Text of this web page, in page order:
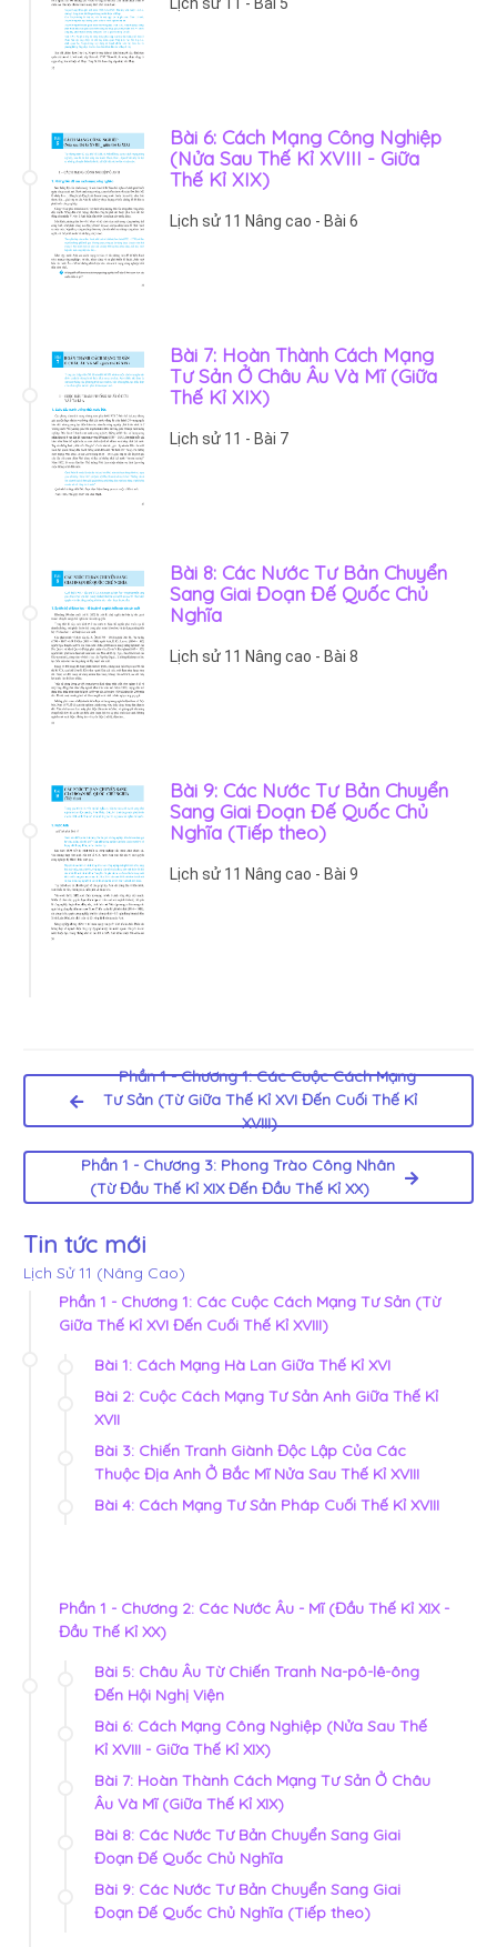
Bài 6: Cách Mạng Công Nghiệp
(Nửa Sau Thế Kỉ XVIII - Giữa
Thế Kỉ XIX)
Lịch sử 11 Nâng cao - Bài 6
Bài 7: Hoàn Thành Cách Mạng
Tư Sản Ở Châu Âu Và Mĩ (Giữa
Thế Kỉ XIX)
Lịch sử 11 - Bài 7
Bài 8: Các Nước Tư Bản Chuyển
Sang Giai Đoạn Đế Quốc Chủ
Nghĩa
Lịch sử 11 Nâng cao - Bài 8
Bài 9: Các Nước Tư Bản Chuyển
Sang Giai Đoạn Đế Quốc Chủ
Nghĩa (Tiếp theo)
Lịch sử 11 Nâng cao - Bài 9
Phần 1 - Chương 1: Các Cuộc Cách Mạng
Tư Sản (Từ Giữa Thế Kỉ XVI Đến Cuối Thế Kỉ
XVIII)
Phần 1 - Chương 3: Phong Trào Công Nhân
(Từ Đầu Thế Kỉ XIX Đến Đầu Thế Kỉ XX)
Tin tức mới
Lịch Sử 11 (Nâng Cao)
Phần 1 - Chương 1: Các Cuộc Cách Mạng Tư Sản (Từ
Giữa Thế Kỉ XVI Đến Cuối Thế Kỉ XVIII)
Bài 1: Cách Mạng Hà Lan Giữa Thế Kỉ XVI
Bài 2: Cuộc Cách Mạng Tư Sản Anh Giữa Thế Kỉ
XVII
Bài 3: Chiến Tranh Giành Độc Lập Của Các
Thuộc Địa Anh Ở Bắc Mĩ Nửa Sau Thế Kỉ XVIII
Bài 4: Cách Mạng Tư Sản Pháp Cuối Thế Kỉ XVIII
Phần 1 - Chương 2: Các Nước Âu - Mĩ (Đầu Thế Kỉ XIX -
Đầu Thế Kỉ XX)
Bài 5: Châu Âu Từ Chiến Tranh Na-pô-lê-ông
Đến Hội Nghị Viện
Bài 6: Cách Mạng Công Nghiệp (Nửa Sau Thế
Kỉ XVIII - Giữa Thế Kỉ XIX)
Bài 7: Hoàn Thành Cách Mạng Tư Sản Ở Châu
Âu Và Mĩ (Giữa Thế Kỉ XIX)
Bài 8: Các Nước Tư Bản Chuyển Sang Giai
Đoạn Đế Quốc Chủ Nghĩa
Bài 9: Các Nước Tư Bản Chuyển Sang Giai
Đoạn Đế Quốc Chủ Nghĩa (Tiếp theo)